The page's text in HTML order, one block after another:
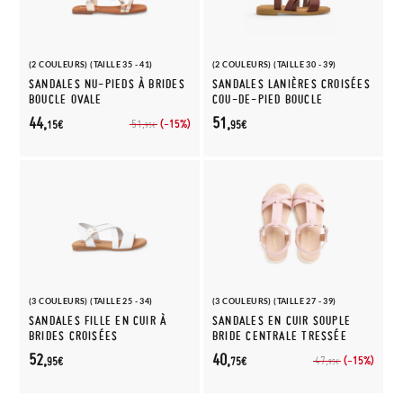
(2 COULEURS) (TAILLE 35 - 41)
SANDALES NU-PIEDS À BRIDES
BOUCLE OVALE
51,95€ (-15%)
44,15€
(2 COULEURS) (TAILLE 30 - 39)
SANDALES LANIÈRES CROISÉES
COU-DE-PIED BOUCLE
51,95€
(3 COULEURS) (TAILLE 25 - 34)
SANDALES FILLE EN CUIR À
BRIDES CROISÉES
52,95€
(3 COULEURS) (TAILLE 27 - 39)
SANDALES EN CUIR SOUPLE
BRIDE CENTRALE TRESSÉE
47,95€ (-15%)
40,75€